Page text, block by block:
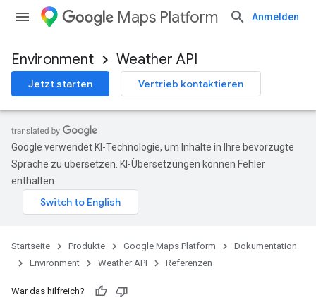
Maps Platform Anmelden
Environment Weather API
Jetzt starten Vertrieb kontaktieren
Google verwendet KI-Technologie, um Inhalte in Ihre bevorzugte
Sprache zu übersetzen. KI-Übersetzungen können Fehler
enthalten.
Startseite Produkte Google Maps Platform
Dokumentation
Environment
Weather API Referenzen
War das hilfreich?